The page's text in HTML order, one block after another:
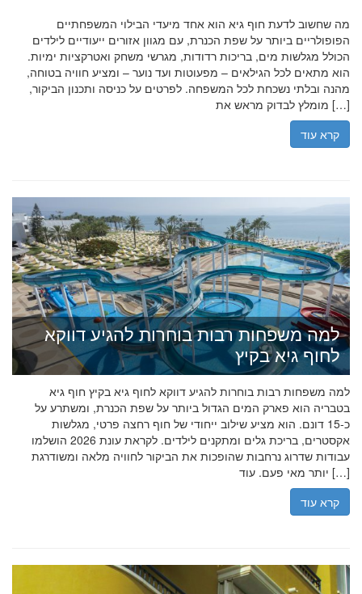
מה שחשוב לדעת חוף גיא הוא אחד מיעדי הבילוי המשפחתיים
הפופולריים ביותר על שפת הכנרת, עם מגוון אזורים ייעודיים לילדים
הכולל מגלשות מים, בריכות רדודות, מגרשי משחק ואטרקציות ימיות.
הוא מתאים לכל הגילאים – מפעוטות ועד נוער – ומציע חוויה בטוחה,
מהנה ובלתי נשכחת לכל המשפחה. לפרטים על כניסה ותכנון הביקור,
מומלץ לבדוק מראש את […]
קרא עוד
למה משפחות רבות בוחרות להגיע דווקא
לחוף גיא בקיץ
למה משפחות רבות בוחרות להגיע דווקא לחוף גיא בקיץ חוף גיא
בטבריה הוא פארק המים הגדול ביותר על שפת הכנרת, ומשתרע על
כ-15 דונם. הוא מציע שילוב ייחודי של חוף רחצה פרטי, מגלשות
אקסטרים, בריכת גלים ומתקנים לילדים. לקראת עונת 2026 הושלמו
עבודות שדרוג נרחבות שהופכות את הביקור לחוויה מלאה ומשודרגת
יותר מאי פעם. עוד […]
קרא עוד